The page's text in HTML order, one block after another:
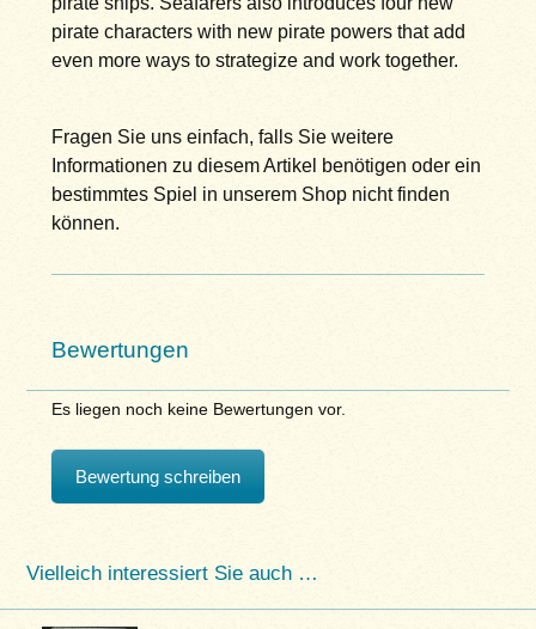
pirate characters with new pirate powers that add
even more ways to strategize and work together.
Fragen Sie uns einfach, falls Sie weitere
Informationen zu diesem Artikel benötigen oder ein
bestimmtes Spiel in unserem Shop nicht finden
können.
Bewertungen
Es liegen noch keine Bewertungen vor.
Bewertung schreiben
Vielleich interessiert Sie auch …